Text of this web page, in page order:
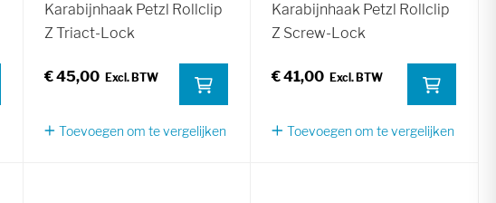
Karabijnhaak Petzl Rollclip
Z Triact-Lock
€ 45,00
Toevoegen om te vergelijken
Karabijnhaak Petzl Rollclip
Z Screw-Lock
€ 41,00
Toevoegen om te vergelijken